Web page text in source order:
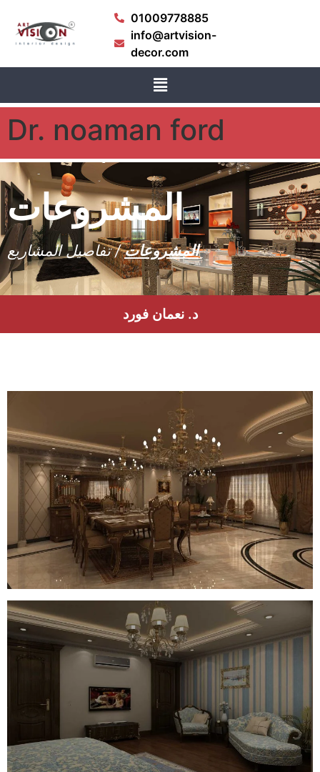
01009778885
info@artvision-
decor.com
Dr. noaman ford
المشروعات
المشروعات / تفاصيل المشاريع
د. نعمان فورد